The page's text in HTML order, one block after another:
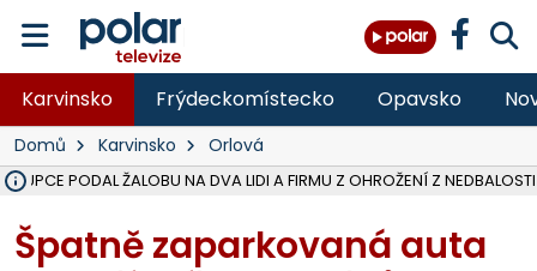
Karvinsko Frýdeckomístecko Opavsko
Domů Karvinsko Orlová
PODAL ŽALOBU NA DVA LIDI A FIRMU Z OHROŽENÍ Z NEDBALOSTI
Špatně zaparkovaná auta